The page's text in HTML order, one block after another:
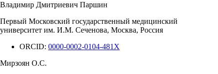
Владимир Дмитриевич Паршин
Первый Московский государственный медицинский
университет им. И.М. Сеченова, Москва, Россия
ORCID: 0000-0002-0104-481X
Мирзоян О.С.